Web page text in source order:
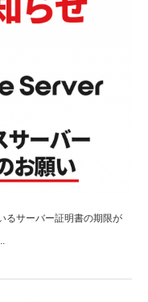
るサーバー証明書の期限が